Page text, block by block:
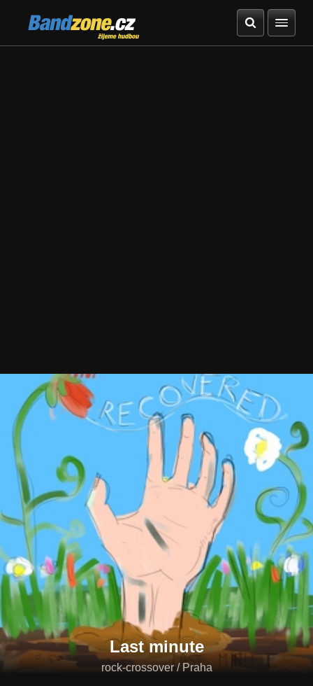
Bandzone.cz
žijeme hudbou
Last minute
rock-crossover / Praha